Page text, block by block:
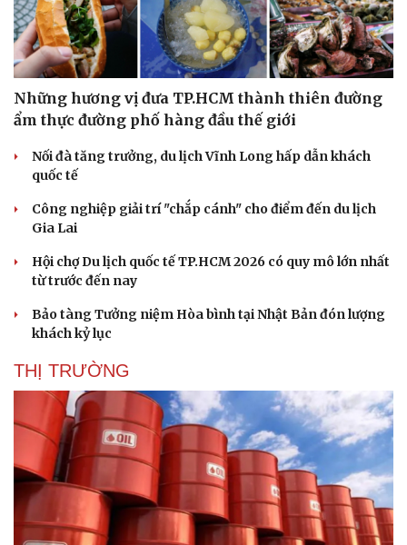
Những hương vị đưa TP.HCM thành thiên đường
ẩm thực đường phố hàng đầu thế giới
Nối đà tăng trưởng, du lịch Vĩnh Long hấp dẫn khách
quốc tế
Công nghiệp giải trí "chắp cánh" cho điểm đến du lịch
Gia Lai
Hội chợ Du lịch quốc tế TP.HCM 2026 có quy mô lớn nhất
từ trước đến nay
Bảo tàng Tưởng niệm Hòa bình tại Nhật Bản đón lượng
khách kỷ lục
THỊ TRƯỜNG